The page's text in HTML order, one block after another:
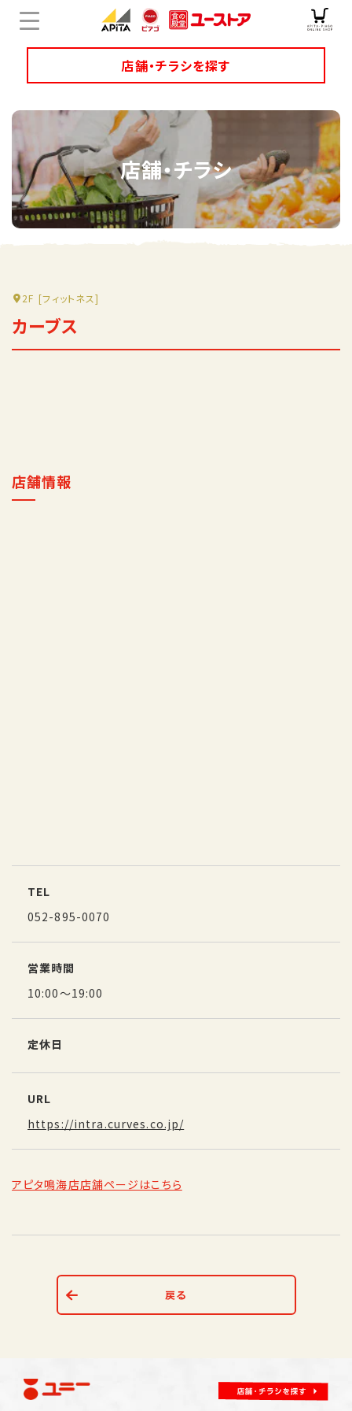
店舗・チラシを探す
店舗チラシ検索
ユニーのオリジナル商品
キャンペーン・特集
オンラインショップ
企業情報
店舗・チラシ
2F [フィットネス]
カーブス
店舗情報
TEL
052-895-0070
営業時間
10:00～19:00
定休日
URL
https://intra.curves.co.jp/
アピタ鳴海店店舗ページはこちら
戻る